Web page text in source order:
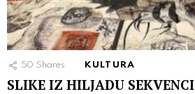
50 Shares KULTURA
SLIKE IZ HILJADU SEKVENCI